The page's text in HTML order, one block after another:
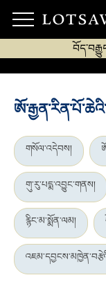
གསོལ་འདེབས།
གུ་རུ་པདྨ་འབྱུང་གནས།
རྙིང་མ་སྨོན་ལམ།